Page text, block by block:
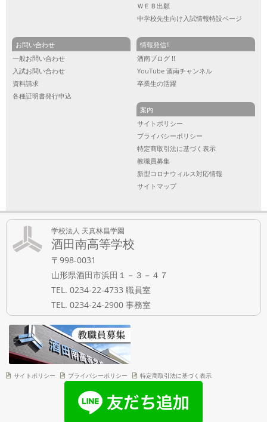
ＷＥＢ出願
中学校先生向け入試情報特設ページ
お問い合わせ
一般お問い合わせ
入試お問い合わせ
資料請求
各種証明書発行申込
情報発信!!
酒南ブログ !!
YouTube 酒南チャンネル
卒業生の活躍
案内
サイトポリシー
プライバシーポリシー
特定商取引法に基づく表示
教職員募集
新型コロナウィルス対応情報
サイトマップ
学校法人 天真林昌学園
酒田南高等学校
〒998-0031
山形県酒田市浜田１－３－４７
TEL. 0234-22-4733 職員室
TEL. 0234-24-2900 事務室
サイトポリシー プライバシーポリシー 特定商取引法に基づく表示